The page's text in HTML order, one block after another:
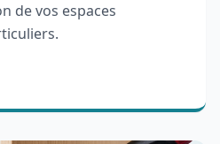
de vos espaces